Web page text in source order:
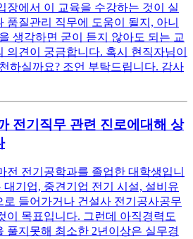
장에서 이 교육을 수강하는 것이 실
품질관리 직무에 도움이 될지, 아니
생각하면 굳이 듣지 않아도 되는 교
의견이 궁금합니다. 혹시 현직자님이
하실까요? 조언 부탁드립니다. 감사
전기직무 관련 진로에대해 상
전 전기공학과를 졸업한 대학생입니
대기업, 중견기업 전기 시설, 설비유
로 들어가거나 건설사 전기공사공무
이 목표입니다. 그런데 아직경력도
풀지못해 최소한 2년이상은 실무경